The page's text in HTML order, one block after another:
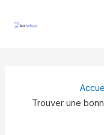
Trouver une